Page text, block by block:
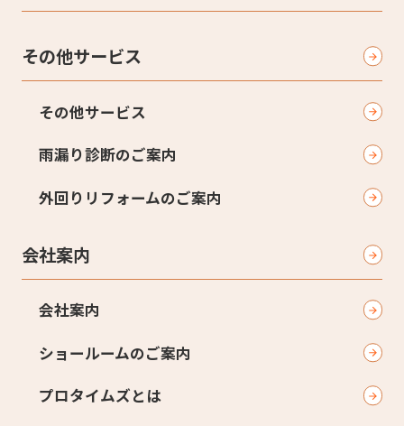
その他サービス
その他サービス
雨漏り診断のご案内
外回りリフォームのご案内
会社案内
会社案内
ショールームのご案内
プロタイムズとは